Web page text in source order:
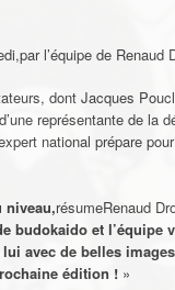
l’équipe de
dont Jacques
représentante de la
national prépare
niveau,résumeRenaud
budokaido et l’équipe
avec de belles
édition ! »